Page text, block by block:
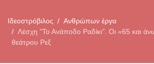
Ιδεοστρόβιλος
Ανθρώπων έργα
Λέσχη "Το Ανάποδο Ραδίκι". Οι «65 και
θεάτρου Ρεξ